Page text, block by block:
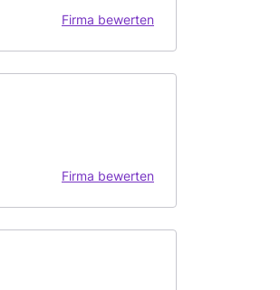
Firma bewerten
Firma bewerten